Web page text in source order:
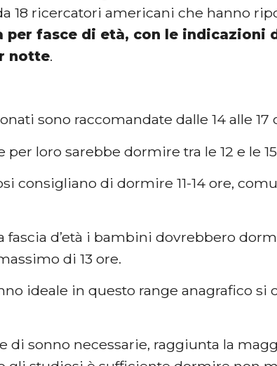
18 ricercatori americani che hanno
per fasce di età, con le indicazioni
notte.
sono raccomandate dalle 14 alle 17
per loro sarebbe dormire tra le 12 e le
consigliano di dormire 11-14 ore,
fascia d’età i bambini dovrebbero
di 13 ore.
ideale in questo range anagrafico si
di sonno necessarie, raggiunta la